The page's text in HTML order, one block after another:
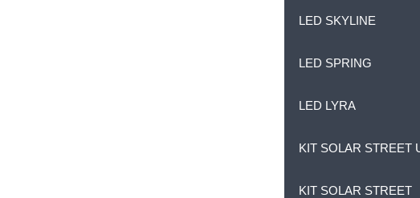
LED SKYLINE
LED SPRING
LED LYRA
KIT SOLAR STREET
KIT SOLAR STREET